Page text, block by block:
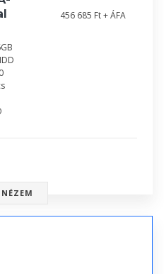
456 685 Ft + ÁFA